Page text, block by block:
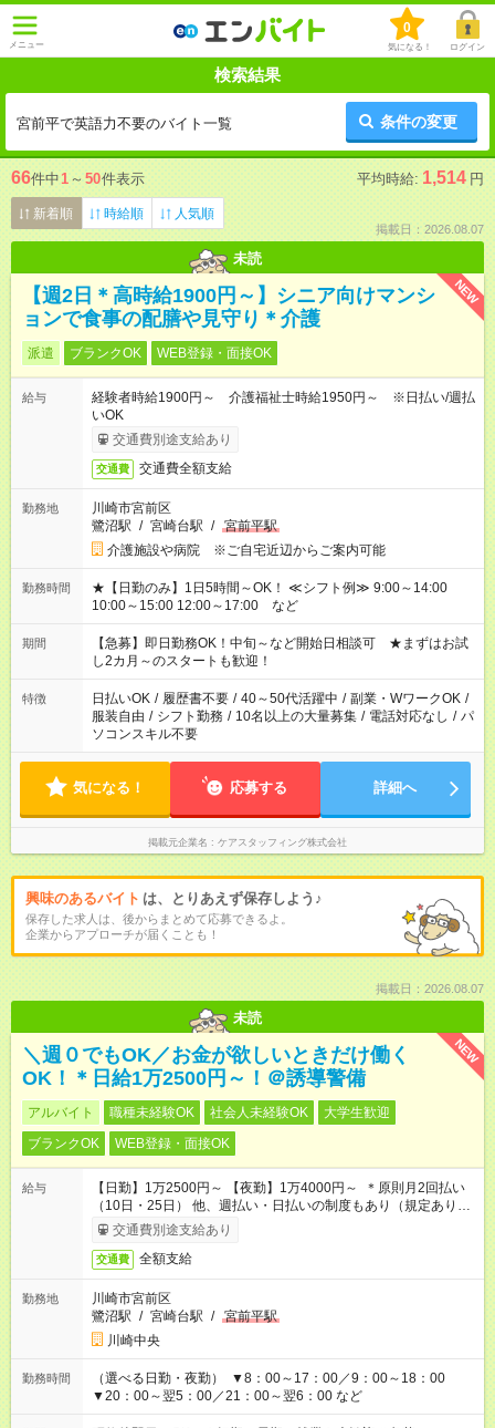
メニュー
0
気になる！ ログイン
検索結果
宮前平で英語力不要のバイト一覧 条件の変更
66件中1 ～ 50件表示 平均時給: 1,514 円
新着順 時給順 人気順
掲載日：2026.08.07
未読
NEW
【週2日＊高時給1900円～】シニア向けマンシ
ョンで食事の配膳や見守り＊介護
派遣 ブランクOK WEB登録・面接OK
給与
経験者時給1900円～ 介護福祉士時給1950円～ ※日払い/週払
いOK
交通費別途支給あり
交通費 交通費全額支給
勤務地
川崎市宮前区
鷺沼駅 / 宮崎台駅 / 宮前平駅
介護施設や病院 ※ご自宅近辺からご案内可能
勤務時間
★【日勤のみ】1日5時間～OK！ ≪シフト例≫ 9:00～14:00
10:00～15:00 12:00～17:00 など
期間
【急募】即日勤務OK！中旬～など開始日相談可 ★まずはお試
し2カ月～のスタートも歓迎！
特徴 日払いOK / 履歴書不要 / 40～50代活躍中 / 副業・WワークOK /
服装自由 / シフト勤務 / 10名以上の大量募集 / 電話対応なし / パ
ソコンスキル不要
気になる！ 応募する 詳細へ
掲載元企業名 ケアスタッフィング株式会社
興味のあるバイト は、とりあえず保存しよう♪
保存した求人は、後からまとめて応募できるよ。
企業からアプローチが届くことも！
掲載日：2026.08.07
未読
NEW
＼週０でもOK／お金が欲しいときだけ働く
OK！＊日給1万2500円～！＠誘導警備
アルバイト 職種未経験OK 社会人未経験OK
大学生歓迎
ブランクOK
WEB登録・面接OK
給与
【日勤】1万2500円～ 【夜勤】1万4000円～ ＊原則月2回払い
（10日・25日） 他、週払い・日払いの制度もあり（規定あり）
＃日収1万円以上
交通費別途支給あり
交通費 全額支給
勤務地
川崎市宮前区
鷺沼駅 / 宮崎台駅 / 宮前平駅
川崎中央
勤務時間
（選べる日勤・夜勤） ▼8：00～17：00／9：00～18：00
▼20：00～翌5：00／21：00～翌6：00 など